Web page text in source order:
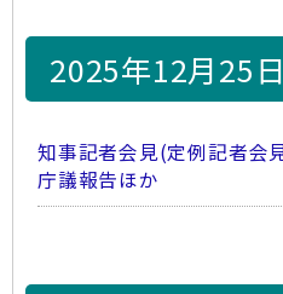
2025年12月25日
知事記者会見(定例記者会
庁議報告ほか